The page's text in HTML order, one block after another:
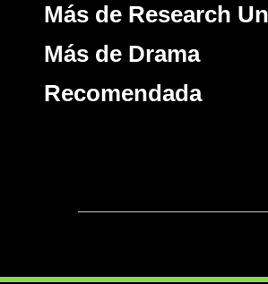
Más de Research
Más de Drama
Recomendada